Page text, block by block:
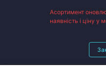
Асортимент
наявність і ціну